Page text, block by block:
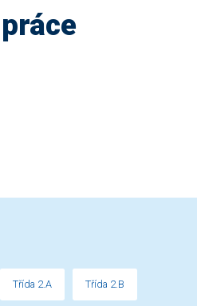
Třída 2.A Třída 2.B